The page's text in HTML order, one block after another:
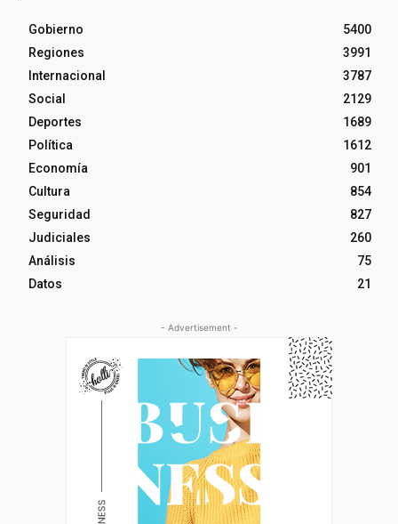
Gobierno
5400
Regiones
3991
Internacional
3787
Social
2129
Deportes
1689
Política
1612
Economía
901
Cultura
854
Seguridad
827
Judiciales
260
Análisis
75
Datos
21
- Advertisement -